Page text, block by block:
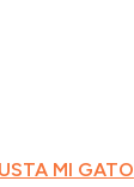
MI GATO